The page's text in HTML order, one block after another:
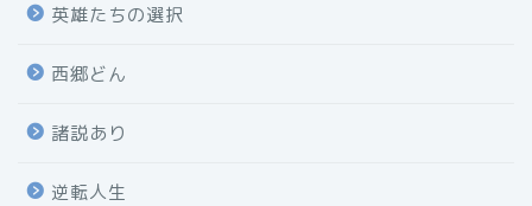
英雄たちの選択
西郷どん
諸説あり
逆転人生